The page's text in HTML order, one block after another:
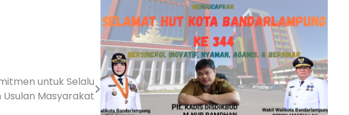
untuk Selalu
Masyarakat